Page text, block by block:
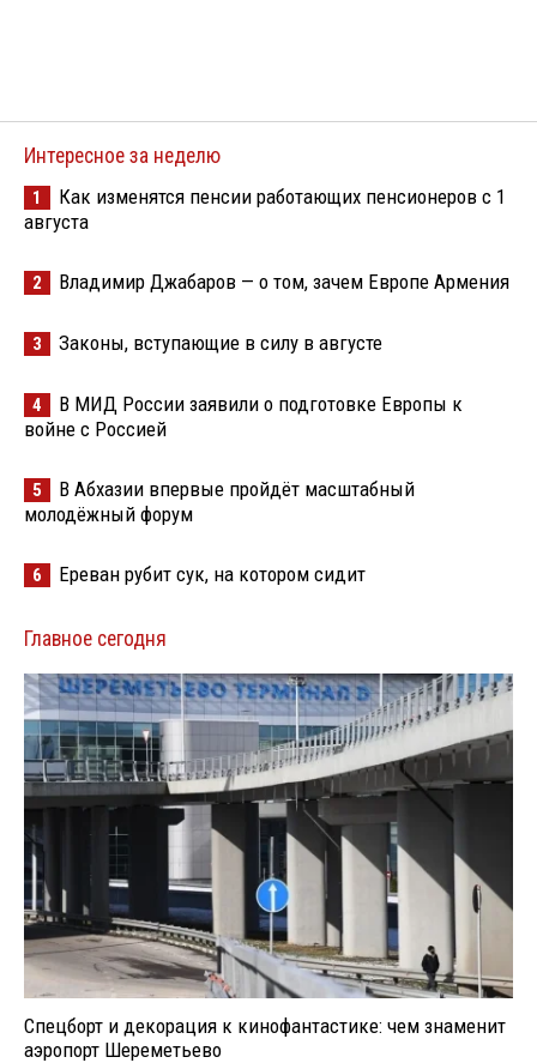
Интересное за неделю
1
Как изменятся пенсии работающих пенсионеров с 1
августа
2 Владимир Джабаров — о том, зачем Европе Армения
3 Законы, вступающие в силу в августе
4
В МИД России заявили о подготовке Европы к
войне с Россией
5
В Абхазии впервые пройдёт масштабный
молодёжный форум
6 Ереван рубит сук, на котором сидит
Главное сегодня
Спецборт и декорация к кинофантастике: чем знаменит
аэропорт Шереметьево